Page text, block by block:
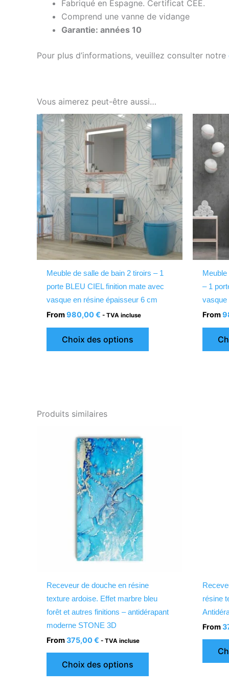
Fabriqué en Espagne. Certificat CEE.
Comprend une vanne de vidange
Garantie: années 10
Pour plus d’informations, veuillez consulter notre
Vous aimerez peut-être aussi…
Meuble de salle de bain 2 tiroirs – 1
porte BLEU CIEL finition mate avec
vasque en résine épaisseur 6 cm
From980,00€ - TVA incluse
Choix des options
Ce
produit
a
plusieurs
variations.
Les
options
peuvent
être
choisies
sur
– 1
vasque
From
Produits similaires
Receveur de douche en résine
texture ardoise. Effet marbre bleu
forêt et autres finitions – antidérapant
moderne STONE 3D
From375,00€ - TVA incluse
Choix des options
produit
résine
From